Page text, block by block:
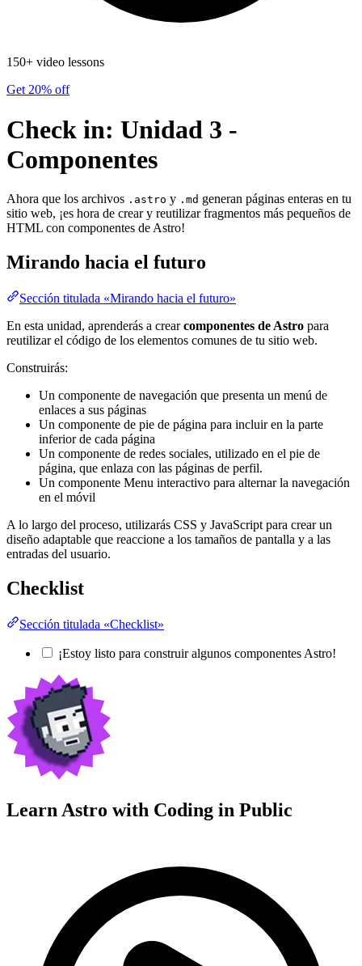
150+ video lessons
Get 20% off
Check in: Unidad 3 -
Componentes
Ahora que los archivos .astro y .md generan páginas enteras en tu
sitio web, ¡es hora de crear y reutilizar fragmentos más pequeños de
HTML con componentes de Astro!
Mirando hacia el futuro
Sección titulada «Mirando hacia el futuro»
En esta unidad, aprenderás a crearcomponentes de Astro para
reutilizar el código de los elementos comunes de tu sitio web.
Construirás:
Un componente de navegación que presenta un menú de
enlaces a sus páginas
Un componente de pie de página para incluir en la parte
inferior de cada página
Un componente de redes sociales, utilizado en el pie de
página, que enlaza con las páginas de perfil.
Un componente Menu interactivo para alternar la navegación
en el móvil
A lo largo del proceso, utilizarás CSS y JavaScript para crear un
diseño adaptable que reaccione a los tamaños de pantalla y a las
entradas del usuario.
Checklist
Sección titulada «Checklist»
¡Estoy listo para construir algunos componentes Astro!
Learn Astro with Coding in Public